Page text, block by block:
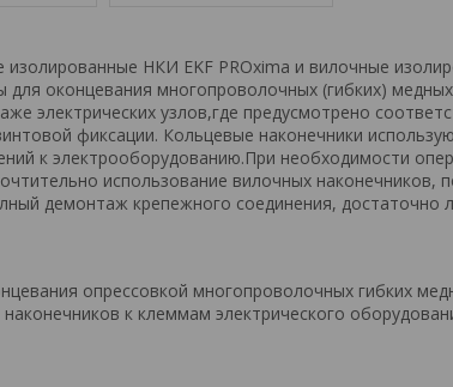
изолированные НКИ EKF PROxima и вилочные
для оконцевания многопроволочных (гибких)
электрических узлов,где предусмотрено
фиксации. Кольцевые наконечники
к электрооборудованию.При необходимости
использование вилочных наконечников,
демонтаж крепежного соединения, достаточно
опрессовкой многопроволочных гибких
к клеммам электрического